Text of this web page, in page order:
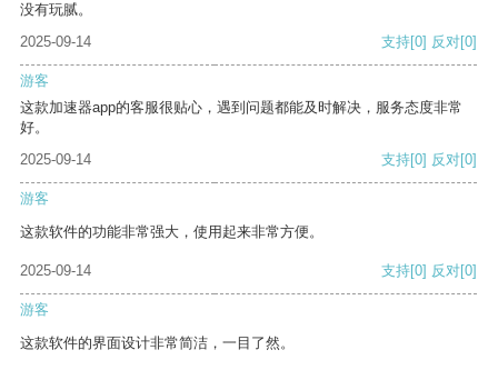
没有玩腻。
2025-09-14
支持[0] 反对[0]
游客
这款加速器app的客服很贴心，遇到问题都能及时解决，服务态度非常
好。
2025-09-14
支持[0] 反对[0]
游客
这款软件的功能非常强大，使用起来非常方便。
2025-09-14 支持[0] 反对[0]
游客
这款软件的界面设计非常简洁，一目了然。